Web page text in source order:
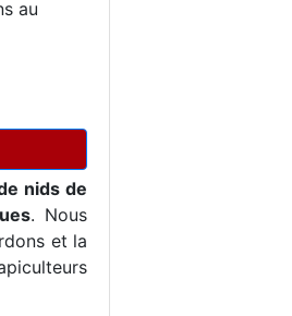
au
nids de
. Nous
et la